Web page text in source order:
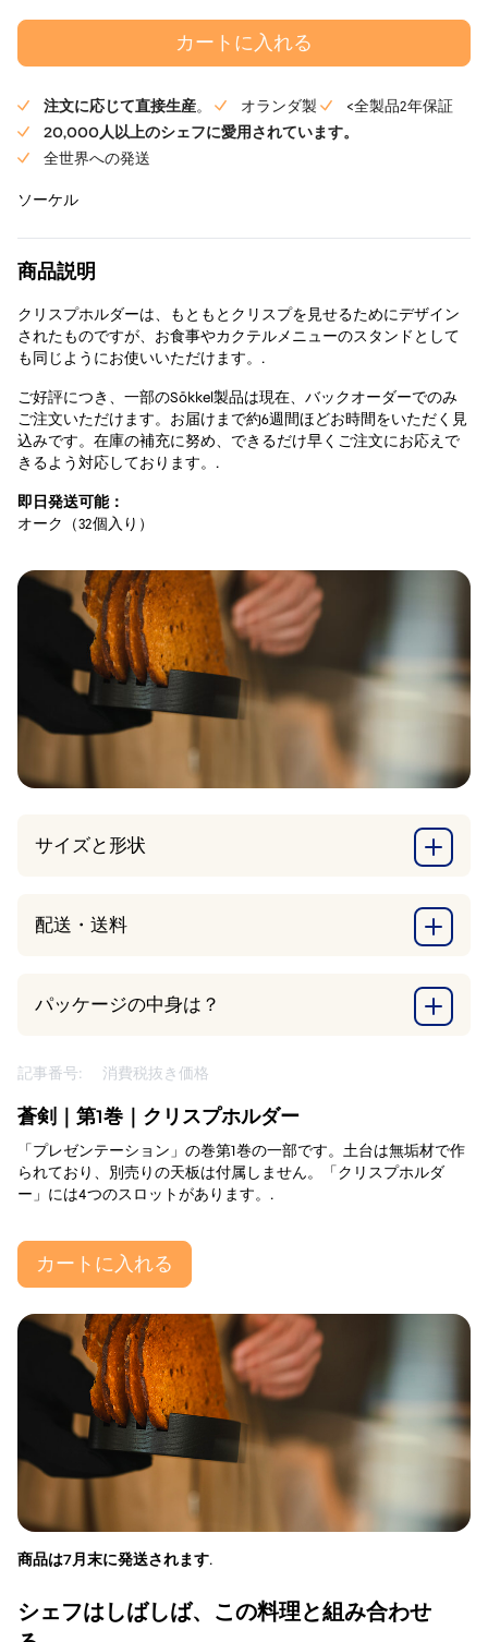
ホ
ダ
ー
個
カートに入れる
注文に応じて直接生産。 オランダ製
<全製品2年保証
20,000人以上のシェフに愛用されています。
全世界への発送
ソーケル
商品説明
クリスプホルダーは、もともとクリスプを見せるためにデザイン
されたものですが、お食事やカクテルメニューのスタンドとして
も同じようにお使いいただけます。.
ご好評につき、一部のSōkkel製品は現在、バックオーダーでのみ
ご注文いただけます。お届けまで約6週間ほどお時間をいただく見
込みです。在庫の補充に努め、できるだけ早くご注文にお応えで
きるよう対応しております。.
即日発送可能：
オーク（32個入り）
サイズと形状
配送・送料
パッケージの中身は？
記事番号: 消費税抜き価格
蒼剣｜第1巻｜クリスプホルダー
「プレゼンテーション」の巻第1巻の一部です。土台は無垢材で作
られており、別売りの天板は付属しません。「クリスプホルダ
ー」には4つのスロットがあります。.
カートに入れる
商品は7月末に発送されます.
シェフはしばしば、この料理と組み合わせ